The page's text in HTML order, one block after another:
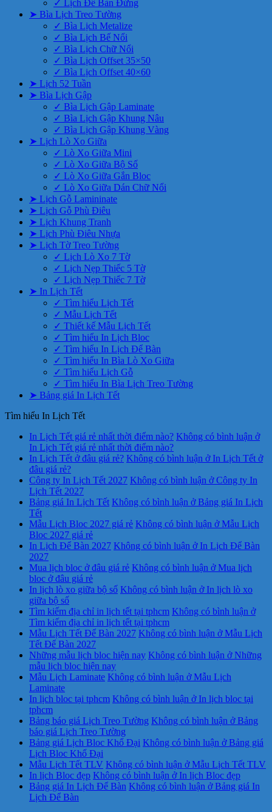
✓ Lịch Để Bàn Đứng
➤ Bìa Lịch Treo Tường
✓ Bìa Lịch Metalize
✓ Bìa Lịch Bế Nổi
✓ Bìa Lịch Chữ Nổi
✓ Bìa Lịch Offset 35×50
✓ Bìa Lịch Offset 40×60
➤ Lịch 52 Tuần
➤ Bìa Lịch Gập
✓ Bìa Lịch Gập Laminate
✓ Bìa Lịch Gập Khung Nâu
✓ Bìa Lịch Gập Khung Vàng
➤ Lịch Lò Xo Giữa
✓ Lò Xo Giữa Mini
✓ Lò Xo Giữa Bộ Số
✓ Lò Xo Giữa Gắn Bloc
✓ Lò Xo Giữa Dán Chữ Nổi
➤ Lịch Gỗ Lamininate
➤ Lịch Gỗ Phù Điêu
➤ Lịch Khung Tranh
➤ Lịch Phù Điêu Nhựa
➤ Lịch Tờ Treo Tường
✓ Lịch Lò Xo 7 Tờ
✓ Lịch Nẹp Thiếc 5 Tờ
✓ Lịch Nẹp Thiếc 7 Tờ
➤ In Lịch Tết
✓ Tìm hiểu Lịch Tết
✓ Mẫu Lịch Tết
✓ Thiết kế Mẫu Lịch Tết
✓ Tìm hiểu In Lịch Bloc
✓ Tìm hiểu In Lịch Để Bàn
✓ Tìm hiểu In Bìa Lò Xo Giữa
✓ Tìm hiểu Lịch Gỗ
✓ Tìm hiểu In Bìa Lịch Treo Tường
➤ Bảng giá In Lịch Tết
Tìm hiểu In Lịch Tết
In Lịch Tết giá rẻ nhất thời điểm nào? Không có bình luận ở
In Lịch Tết giá rẻ nhất thời điểm nào?
In Lịch Tết ở đâu giá rẻ? Không có bình luận ở In Lịch Tết ở
đâu giá rẻ?
Công ty In Lịch Tết 2027 Không có bình luận ở Công ty In
Lịch Tết 2027
Bảng giá In Lịch Tết Không có bình luận ở Bảng giá In Lịch
Tết
Mẫu Lịch Bloc 2027 giá rẻ Không có bình luận ở Mẫu Lịch
Bloc 2027 giá rẻ
In Lịch Để Bàn 2027 Không có bình luận ở In Lịch Để Bàn
2027
Mua lịch bloc ở đâu giá rẻ Không có bình luận ở Mua lịch
bloc ở đâu giá rẻ
In lịch lò xo giữa bộ số Không có bình luận ở In lịch lò xo
giữa bộ số
Tìm kiếm địa chỉ in lịch tết tại tphcm Không có bình luận ở
Tìm kiếm địa chỉ in lịch tết tại tphcm
Mẫu Lịch Tết Để Bàn 2027 Không có bình luận ở Mẫu Lịch
Tết Để Bàn 2027
Những mẫu lịch bloc hiện nay Không có bình luận ở Những
mẫu lịch bloc hiện nay
Mẫu Lịch Laminate Không có bình luận ở Mẫu Lịch
Laminate
In lịch bloc tại tphcm Không có bình luận ở In lịch bloc tại
tphcm
Bảng báo giá Lịch Treo Tường Không có bình luận ở Bảng
báo giá Lịch Treo Tường
Bảng giá Lịch Bloc Khổ Đại Không có bình luận ở Bảng giá
Lịch Bloc Khổ Đại
Mẫu Lịch Tết TLV Không có bình luận ở Mẫu Lịch Tết TLV
In lịch Bloc đẹp Không có bình luận ở In lịch Bloc đẹp
Bảng giá In Lịch Để Bàn Không có bình luận ở Bảng giá In
Lịch Để Bàn